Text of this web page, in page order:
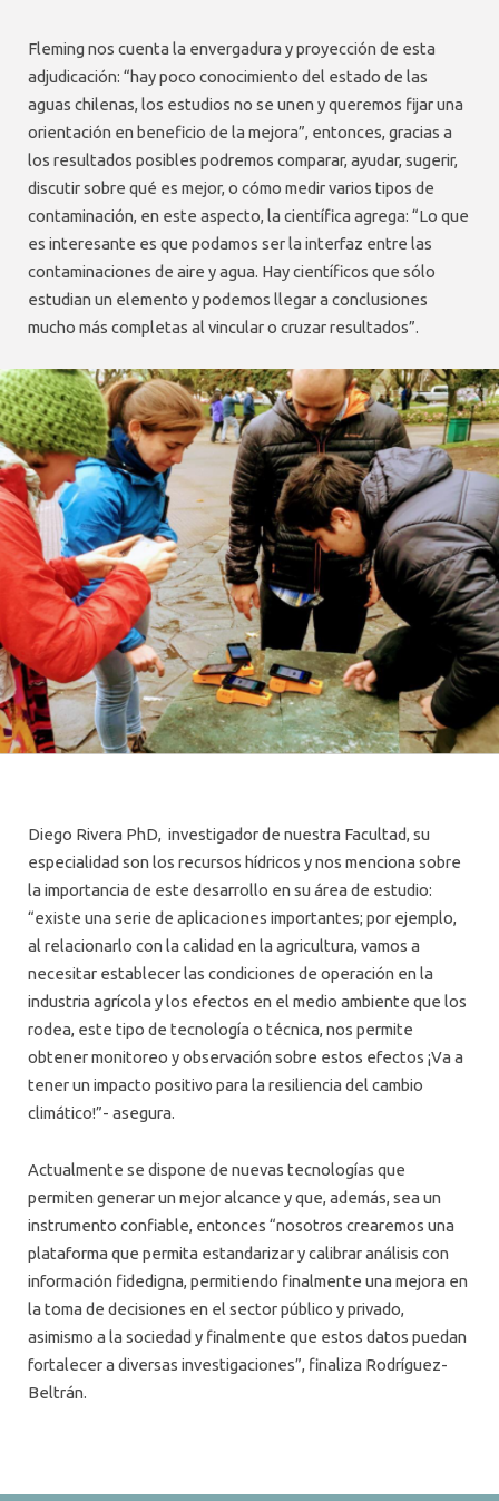
Fleming nos cuenta la envergadura y proyección de esta
adjudicación: “hay poco conocimiento del estado de las
aguas chilenas, los estudios no se unen y queremos fijar una
orientación en beneficio de la mejora”, entonces, gracias a
los resultados posibles podremos comparar, ayudar, sugerir,
discutir sobre qué es mejor, o cómo medir varios tipos de
contaminación, en este aspecto, la científica agrega: “Lo que
es interesante es que podamos ser la interfaz entre las
contaminaciones de aire y agua. Hay científicos que sólo
estudian un elemento y podemos llegar a conclusiones
mucho más completas al vincular o cruzar resultados”.
Diego Rivera PhD, investigador de nuestra Facultad, su
especialidad son los recursos hídricos y nos menciona sobre
la importancia de este desarrollo en su área de estudio:
“existe una serie de aplicaciones importantes; por ejemplo,
al relacionarlo con la calidad en la agricultura, vamos a
necesitar establecer las condiciones de operación en la
industria agrícola y los efectos en el medio ambiente que los
rodea, este tipo de tecnología o técnica, nos permite
obtener monitoreo y observación sobre estos efectos ¡Va a
tener un impacto positivo para la resiliencia del cambio
climático!”- asegura.
Actualmente se dispone de nuevas tecnologías que
permiten generar un mejor alcance y que, además, sea un
instrumento confiable, entonces “nosotros crearemos una
plataforma que permita estandarizar y calibrar análisis con
información fidedigna, permitiendo finalmente una mejora en
la toma de decisiones en el sector público y privado,
asimismo a la sociedad y finalmente que estos datos puedan
fortalecer a diversas investigaciones”, finaliza Rodríguez-
Beltrán.